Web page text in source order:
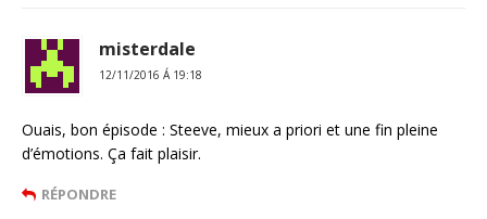
misterdale
12/11/2016 Á 19:18
Ouais, bon épisode : Steeve, mieux a priori et une fin pleine
d’émotions. Ça fait plaisir.
RÉPONDRE